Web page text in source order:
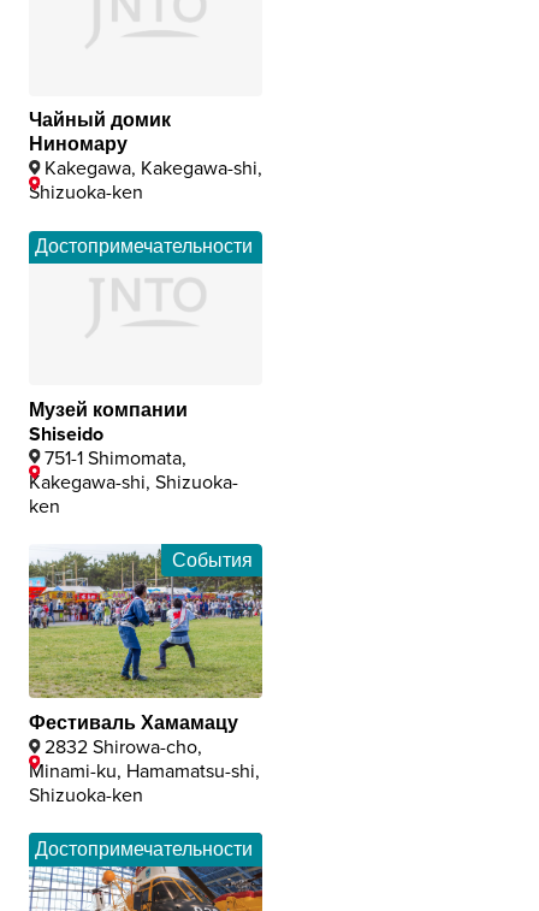
Чайный домик
Ниномару
Kakegawa, Kakegawa-shi,
Shizuoka-ken
Достопримечательности
Музей компании
Shiseido
751-1 Shimomata,
Kakegawa-shi, Shizuoka-
ken
События
Фестиваль Хамамацу
2832 Shirowa-cho,
Minami-ku, Hamamatsu-shi,
Shizuoka-ken
Достопримечательности